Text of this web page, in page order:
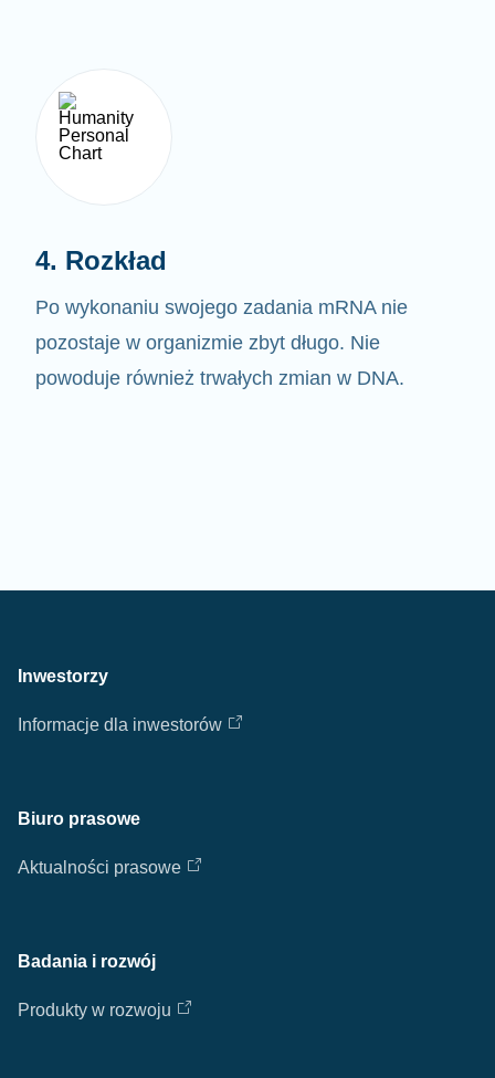
Po wykonaniu swojego zadania mRNA nie
pozostaje w organizmie zbyt długo. Nie
powoduje również trwałych zmian w DNA.
Inwestorzy
Informacje dla inwestorów
Biuro prasowe
Aktualności prasowe
Badania i rozwój
Produkty w rozwoju